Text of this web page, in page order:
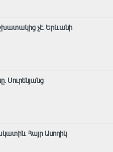
չէ․ Երևանի
Սուրենյանց
Հայր Ասողիկ